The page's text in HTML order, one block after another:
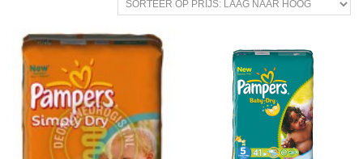
prijs:
laag
naar